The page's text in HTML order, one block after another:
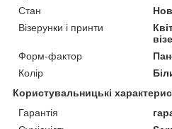
Стан
Візерунки і принти
Форм-фактор
Колір
Користувальницькі
Гарантія